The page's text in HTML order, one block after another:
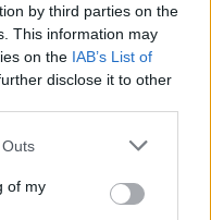
by third parties on the
This information may
on the IAB’s List of
disclose it to other
of my